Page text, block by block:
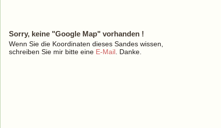
Sorry, keine "Google Map" vorhanden !
Wenn Sie die Koordinaten dieses Sandes wissen,
schreiben Sie mir bitte eine E-Mail . Danke.